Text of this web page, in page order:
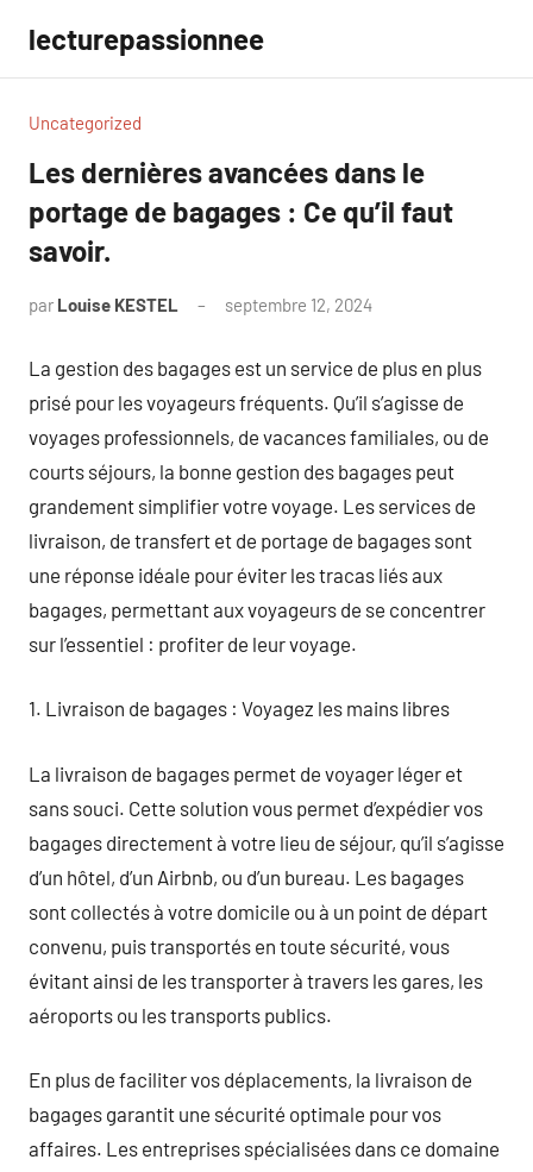
contenu
lecturepassionnee
Uncategorized
Les dernières avancées dans le
portage de bagages : Ce qu’il faut
savoir.
par Louise KESTEL septembre 12, 2024
La gestion des bagages est un service de plus en plus
prisé pour les voyageurs fréquents. Qu’il s’agisse de
voyages professionnels, de vacances familiales, ou de
courts séjours, la bonne gestion des bagages peut
grandement simplifier votre voyage. Les services de
livraison, de transfert et de portage de bagages sont
une réponse idéale pour éviter les tracas liés aux
bagages, permettant aux voyageurs de se concentrer
sur l’essentiel : profiter de leur voyage.
1. Livraison de bagages : Voyagez les mains libres
La livraison de bagages permet de voyager léger et
sans souci. Cette solution vous permet d’expédier vos
bagages directement à votre lieu de séjour, qu’il s’agisse
d’un hôtel, d’un Airbnb, ou d’un bureau. Les bagages
sont collectés à votre domicile ou à un point de départ
convenu, puis transportés en toute sécurité, vous
évitant ainsi de les transporter à travers les gares, les
aéroports ou les transports publics.
En plus de faciliter vos déplacements, la livraison de
bagages garantit une sécurité optimale pour vos
affaires. Les entreprises spécialisées dans ce domaine